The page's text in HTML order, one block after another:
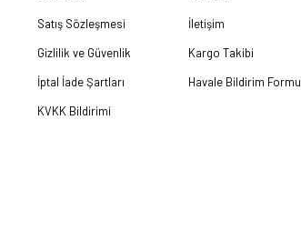
Satış Sözleşmesi
Gizlilik ve Güvenlik
İptal İade Şartları
KVKK Bildirimi
İletişim
Kargo Takibi
Havale Bildirim Formu